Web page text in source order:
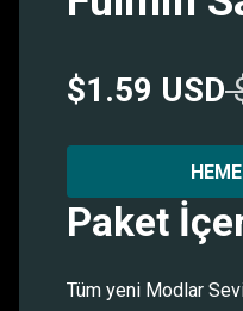
$1.59 USD
Paket
Tüm yeni Modlar